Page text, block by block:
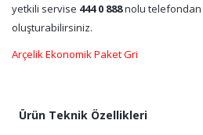
yetkili servise 444 0 888nolu telefondan
oluşturabilirsiniz.
Arçelik Ekonomik Paket Gri
Ürün Teknik Özellikleri